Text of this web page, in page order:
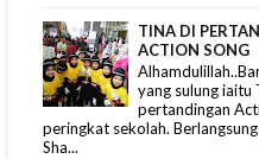
TINA DI
ACTION SONG
yang sulung iaitu
pertandingan
peringkat sekolah.
Sha...